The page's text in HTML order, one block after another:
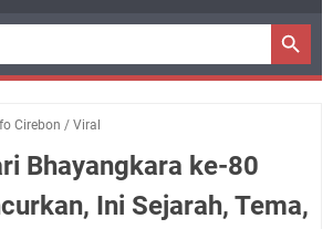
Cirebon / Viral
Bhayangkara ke-80
Ini Sejarah, Tema,